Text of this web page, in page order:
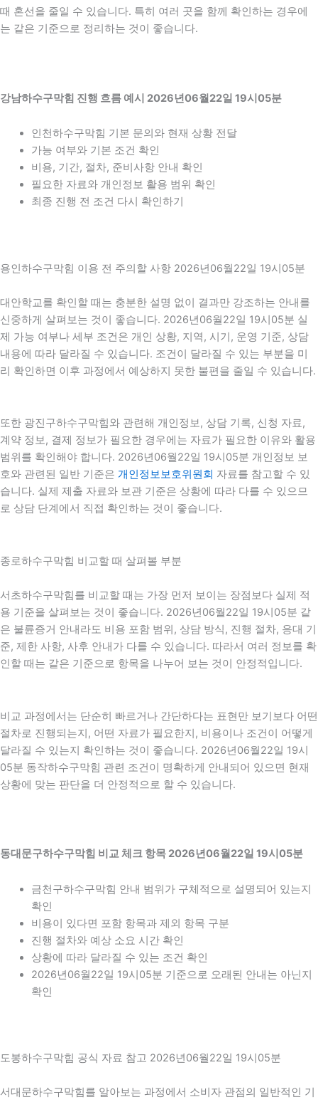
때 혼선을 줄일 수 있습니다. 특히 여러 곳을 함께 확인하는 경우에
는 같은 기준으로 정리하는 것이 좋습니다.
강남하수구막힘 진행 흐름 예시 2026년06월22일 19시05분
인천하수구막힘 기본 문의와 현재 상황 전달
가능 여부와 기본 조건 확인
비용, 기간, 절차, 준비사항 안내 확인
필요한 자료와 개인정보 활용 범위 확인
최종 진행 전 조건 다시 확인하기
용인하수구막힘 이용 전 주의할 사항 2026년06월22일 19시05분
대안학교를 확인할 때는 충분한 설명 없이 결과만 강조하는 안내를
신중하게 살펴보는 것이 좋습니다. 2026년06월22일 19시05분 실
제 가능 여부나 세부 조건은 개인 상황, 지역, 시기, 운영 기준, 상담
내용에 따라 달라질 수 있습니다. 조건이 달라질 수 있는 부분을 미
리 확인하면 이후 과정에서 예상하지 못한 불편을 줄일 수 있습니다.
또한 광진구하수구막힘와 관련해 개인정보, 상담 기록, 신청 자료,
계약 정보, 결제 정보가 필요한 경우에는 자료가 필요한 이유와 활용
범위를 확인해야 합니다. 2026년06월22일 19시05분 개인정보 보
호와 관련된 일반 기준은 개인정보보호위원회 자료를 참고할 수 있
습니다. 실제 제출 자료와 보관 기준은 상황에 따라 다를 수 있으므
로 상담 단계에서 직접 확인하는 것이 좋습니다.
종로하수구막힘 비교할 때 살펴볼 부분
서초하수구막힘를 비교할 때는 가장 먼저 보이는 장점보다 실제 적
용 기준을 살펴보는 것이 좋습니다. 2026년06월22일 19시05분 같
은 불륜증거 안내라도 비용 포함 범위, 상담 방식, 진행 절차, 응대 기
준, 제한 사항, 사후 안내가 다를 수 있습니다. 따라서 여러 정보를 확
인할 때는 같은 기준으로 항목을 나누어 보는 것이 안정적입니다.
비교 과정에서는 단순히 빠르거나 간단하다는 표현만 보기보다 어떤
절차로 진행되는지, 어떤 자료가 필요한지, 비용이나 조건이 어떻게
달라질 수 있는지 확인하는 것이 좋습니다. 2026년06월22일 19시
05분 동작하수구막힘 관련 조건이 명확하게 안내되어 있으면 현재
상황에 맞는 판단을 더 안정적으로 할 수 있습니다.
동대문구하수구막힘 비교 체크 항목 2026년06월22일 19시05분
금천구하수구막힘 안내 범위가 구체적으로 설명되어 있는지
확인
비용이 있다면 포함 항목과 제외 항목 구분
진행 절차와 예상 소요 시간 확인
상황에 따라 달라질 수 있는 조건 확인
2026년06월22일 19시05분 기준으로 오래된 안내는 아닌지
확인
도봉하수구막힘 공식 자료 참고 2026년06월22일 19시05분
서대문하수구막힘를 알아보는 과정에서 소비자 관점의 일반적인 기